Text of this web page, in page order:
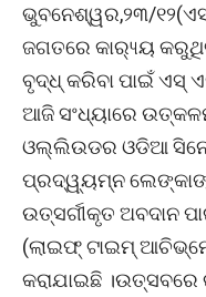
ଭୁବନେଶ୍ୱର,୨୩/
ଜଗତରେ କାର‌୍ୟ୍ୟ
ବୃଦ୍ଧ୍ କରିବା ପାଇଁ ଏସ୍
ଆଜି ସଂଧ୍ୟାରେ
ଓଲ୍ଲିଉଡର ଓଡିଆ
ପ୍ରଦ୍ୱ୍ୟମ୍ନ
ଉତ୍ସର୍ଗୀକୃତ ଅବଦାନ
(ଲାଇଫ୍ ଟାଇମ୍
କରାଯାଇଛି